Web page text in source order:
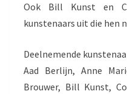
Ook Bill Kunst en
kunstenaars uit die hen
Deelnemende
Aad Berlijn, Anne
Brouwer, Bill Kunst,